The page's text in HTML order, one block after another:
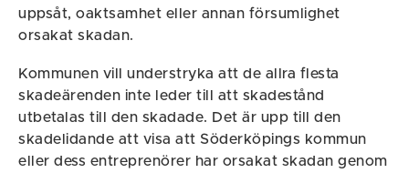
uppsåt, oaktsamhet eller annan försumlighet
orsakat skadan.
Kommunen vill understryka att de allra flesta
skadeärenden inte leder till att skadestånd
utbetalas till den skadade. Det är upp till den
skadelidande att visa att Söderköpings kommun
eller dess entreprenörer har orsakat skadan genom